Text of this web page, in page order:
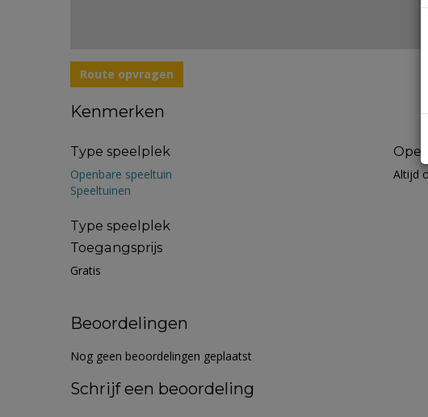
Route opvragen
Kenmerken
Type speelplek
Openbare speeltuin
Speeltuinen
Type speelplek
Toegangsprijs
Gratis
Altijd
Beoordelingen
Nog geen beoordelingen geplaatst
Schrijf een beoordeling